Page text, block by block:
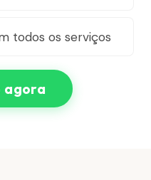
todos os serviços
agora